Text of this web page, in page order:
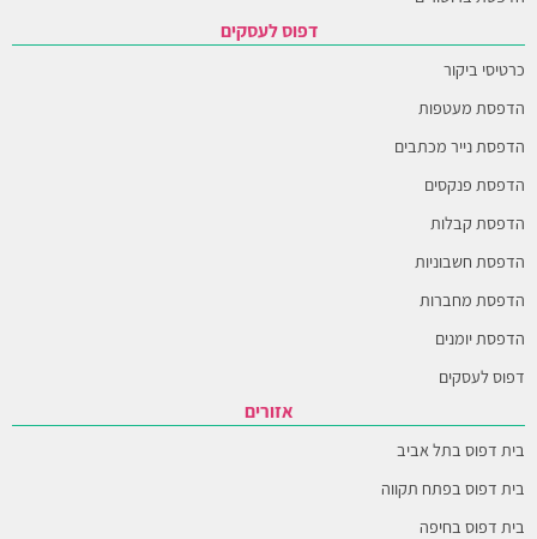
דפוס לעסקים
כרטיסי ביקור
הדפסת מעטפות
הדפסת נייר מכתבים
הדפסת פנקסים
הדפסת קבלות
הדפסת חשבוניות
הדפסת מחברות
הדפסת יומנים
דפוס לעסקים
אזורים
בית דפוס בתל אביב
בית דפוס בפתח תקווה
בית דפוס בחיפה